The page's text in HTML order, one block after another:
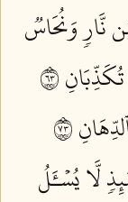
نَّارٖ وَنُحَاسٞ
٣٦
٣٧
لَّا يُسۡـَٔلُ